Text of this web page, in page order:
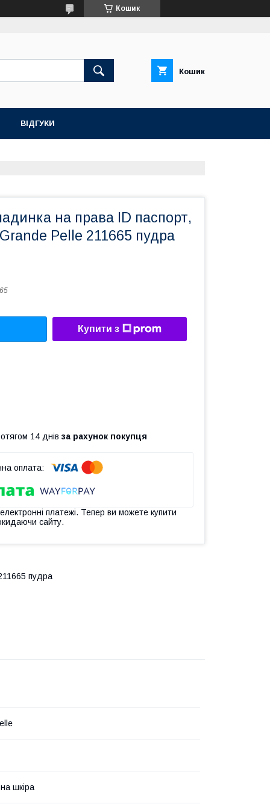
Кошик
Кошик
ВІДГУКИ
на права ID паспорт,
Pelle 211665 пудра
Купити з
14 днів за рахунок покупця
платежі. Тепер ви можете купити
сайту.
пудра
шкіра